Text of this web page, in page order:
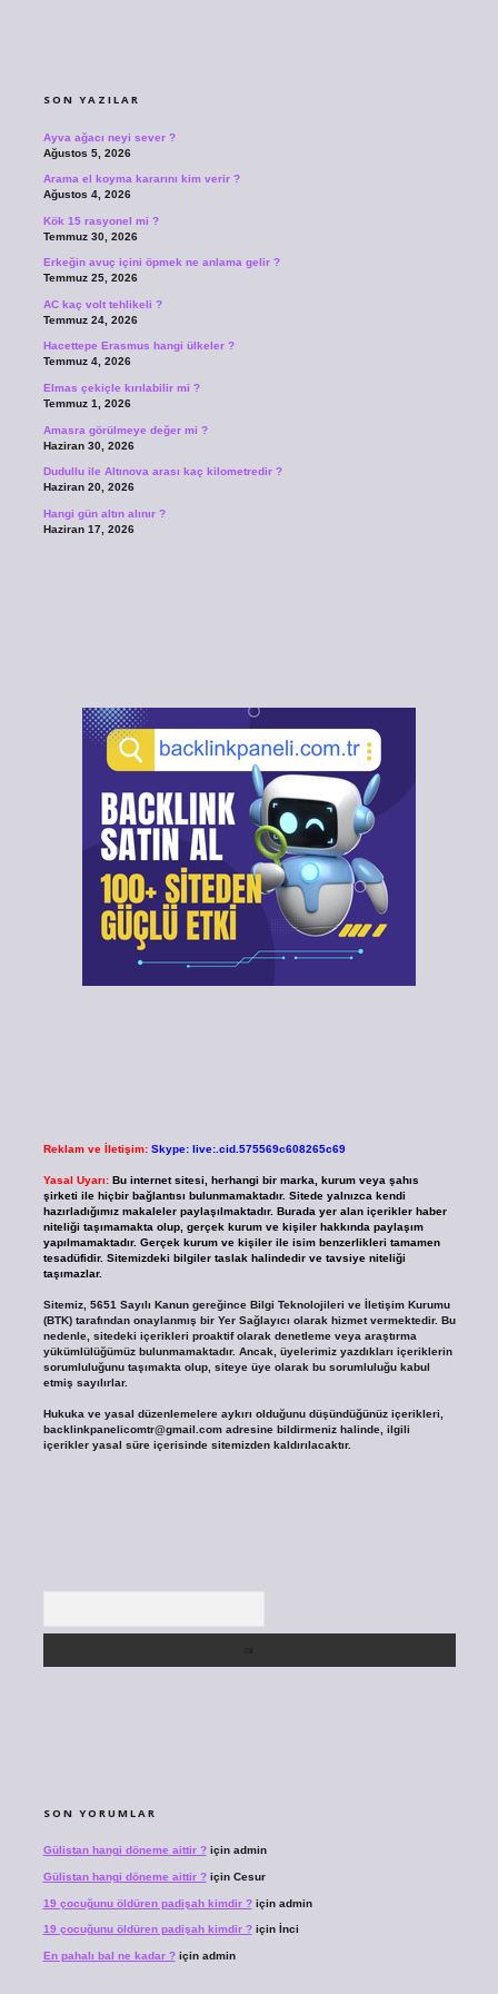
SON YAZILAR
Ayva ağacı neyi sever ?
Ağustos 5, 2026
Arama el koyma kararını kim verir ?
Ağustos 4, 2026
Kök 15 rasyonel mi ?
Temmuz 30, 2026
Erkeğin avuç içini öpmek ne anlama gelir ?
Temmuz 25, 2026
AC kaç volt tehlikeli ?
Temmuz 24, 2026
Hacettepe Erasmus hangi ülkeler ?
Temmuz 4, 2026
Elmas çekiçle kırılabilir mi ?
Temmuz 1, 2026
Amasra görülmeye değer mi ?
Haziran 30, 2026
Dudullu ile Altınova arası kaç kilometredir ?
Haziran 20, 2026
Hangi gün altın alınır ?
Haziran 17, 2026
Reklam ve İletişim: Skype: live:.cid.575569c608265c69
Yasal Uyarı: Bu internet sitesi, herhangi bir marka, kurum veya şahıs
şirketi ile hiçbir bağlantısı bulunmamaktadır. Sitede yalnızca kendi
hazırladığımız makaleler paylaşılmaktadır. Burada yer alan içerikler haber
niteliği taşımamakta olup, gerçek kurum ve kişiler hakkında paylaşım
yapılmamaktadır. Gerçek kurum ve kişiler ile isim benzerlikleri tamamen
tesadüfidir. Sitemizdeki bilgiler taslak halindedir ve tavsiye niteliği
taşımazlar.
Sitemiz, 5651 Sayılı Kanun gereğince Bilgi Teknolojileri ve İletişim Kurumu
(BTK) tarafından onaylanmış bir Yer Sağlayıcı olarak hizmet vermektedir. Bu
nedenle, sitedeki içerikleri proaktif olarak denetleme veya araştırma
yükümlülüğümüz bulunmamaktadır. Ancak, üyelerimiz yazdıkları içeriklerin
sorumluluğunu taşımakta olup, siteye üye olarak bu sorumluluğu kabul
etmiş sayılırlar.
Hukuka ve yasal düzenlemelere aykırı olduğunu düşündüğünüz içerikleri,
backlinkpanelicomtr@gmail.comadresine bildirmeniz halinde, ilgili
içerikler yasal süre içerisinde sitemizden kaldırılacaktır.
SON YORUMLAR
Gülistan hangi döneme aittir ?için admin
Gülistan hangi döneme aittir ?için Cesur
19 çocuğunu öldüren padişah kimdir ?için admin
19 çocuğunu öldüren padişah kimdir ?için İnci
En pahalı bal ne kadar ?için admin